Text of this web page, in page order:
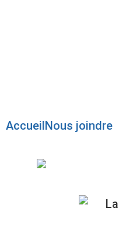
AccueilNous joindre